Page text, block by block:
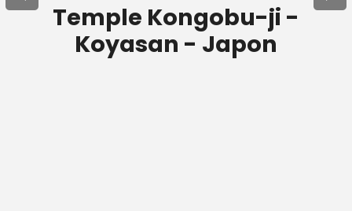
Temple Kongobu-ji -
Koyasan - Japon